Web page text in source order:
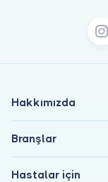
Hakkımızda
Branşlar
Hastalar için